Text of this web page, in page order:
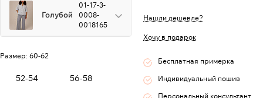
Голубой
01-17-3-
0008-
0018165
Размер: 60-62
52-54 56-58
Нашли дешевле?
Хочу в подарок
Бесплатная примерка
Индивидуальный пошив
Персональный консультант